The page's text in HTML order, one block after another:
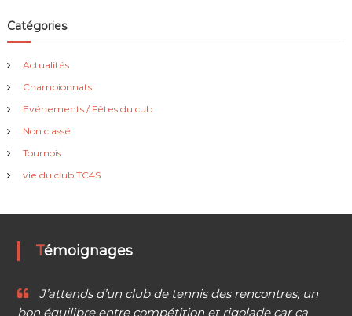
Catégories
Actualités
Championnats
Evénements / Fêtes du cub
Non classé
Tournois
vie du club TC4S
Témoignages
J’attends d’un club de tennis des rencontres, un
bon équilibre entre compétition et rigolade car ça